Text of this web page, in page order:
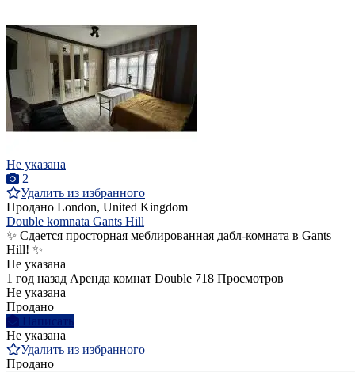
Не указана
2
Удалить из избранного
Продано London, United Kingdom
Double komnata Gants Hill
✨ Сдается просторная меблированная дабл-комната в Gants
Hill! ✨
Не указана
1 год назад Аренда комнат Double 718 Просмотров
Не указана
Продано
Написать
Не указана
Удалить из избранного
Продано